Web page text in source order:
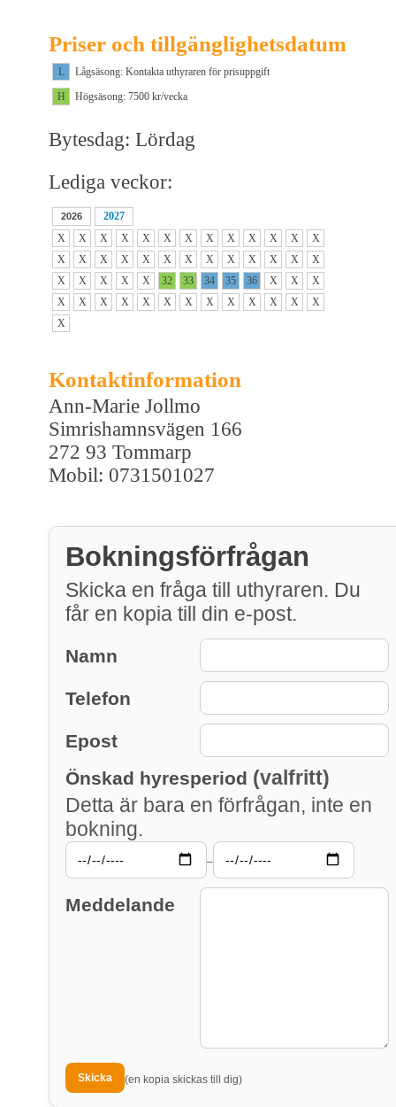
Priser och tillgänglighetsdatum
L
Lågsäsong: Kontakta uthyraren för prisuppgift
H
Högsäsong: 7500 kr/vecka
Bytesdag: Lördag
Lediga veckor:
2026
2027
X
X X X X X X X X X X X
X
X
X X X X X X X X X X X
X
X
X X X X 32 33 34 35 36 X X
X
X
X X X X X X X X X X X
X
X
Kontaktinformation
Ann-Marie Jollmo
Simrishamnsvägen 166
272 93 Tommarp
Mobil: 0731501027
Bokningsförfrågan
Skicka en fråga till uthyraren. Du
får en kopia till din e-post.
Namn
Telefon
Epost
Önskad hyresperiod (valfritt)
Detta är bara en förfrågan, inte en
bokning.
–
Meddelande
(en kopia skickas till dig)